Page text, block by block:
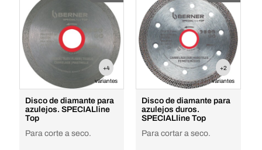
+4
variantes
Disco de diamante para
azulejos. SPECIALline
Top
Para corte a seco.
+2
variantes
Disco de diamante para
azulejos duros.
SPECIALline Top
Para cortar a seco.